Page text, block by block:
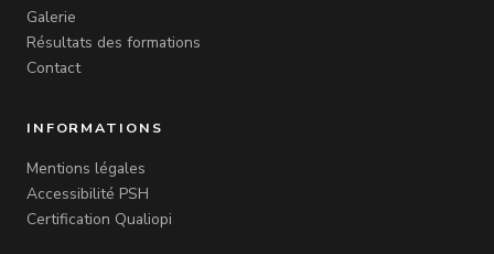
Galerie
Résultats des formations
Contact
INFORMATIONS
Mentions légales
Accessibilité PSH
Certification Qualiopi